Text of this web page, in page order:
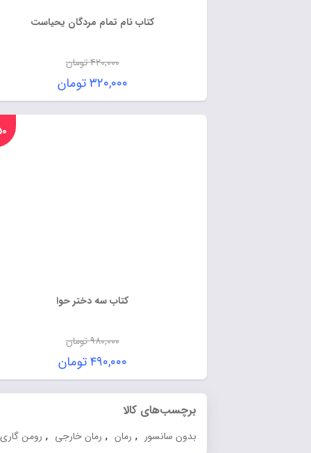
کتاب نام تمام مردگان یحیاست
تومان
۳۲۰,۰۰۰ تومان
کتاب سه دختر حوا
تومان
۴۹۰,۰۰۰تومان
برچسب‌های کالا
بدون سانسور ,رمان , رمان خارجی ,رومن گاری